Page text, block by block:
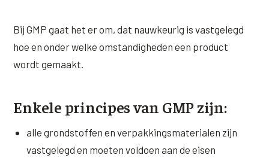
Bij GMP gaat het er om, dat nauwkeurig is vastgelegd
hoe en onder welke omstandigheden een product
wordt gemaakt.
Enkele principes van GMP zijn:
alle grondstoffen en verpakkingsmaterialen zijn
vastgelegd en moeten voldoen aan de eisen